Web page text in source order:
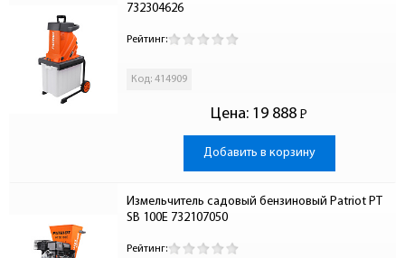
732304626
Рейтинг:
Код: 414909
Цена: 19 888 Р
-
Добавить в корзину
Измельчитель садовый бензиновый Patriot PT
SB 100E 732107050
Рейтинг: